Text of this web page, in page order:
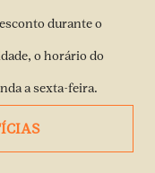
durante o
o horário do
a sexta-feira.